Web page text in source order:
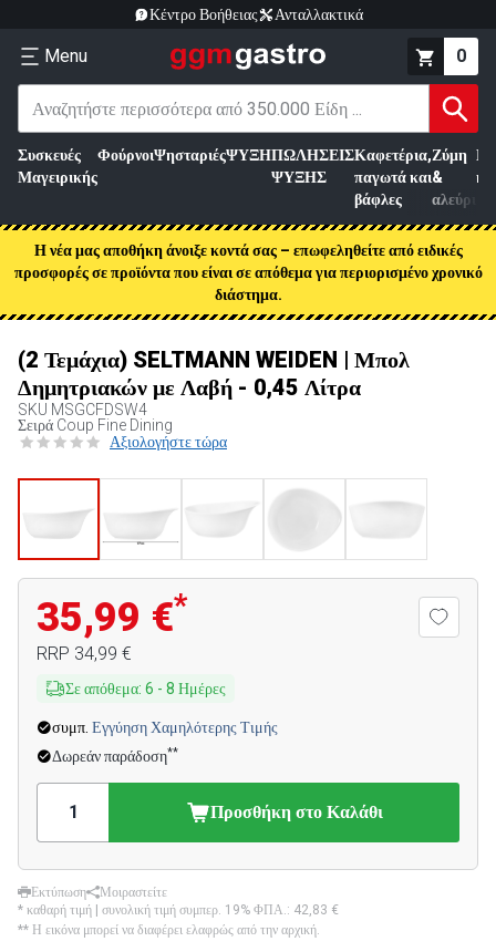
Κέντρο Βοήθειας Ανταλλακτικά
Menu 0
Συσκευές
Μαγειρικής
ΦούρνοιΨησταριέςΨΥΞΗΠΩΛΗΣΕΙΣ
ΨΥΞΗΣ
Καφετέρια,
παγωτά και
βάφλες
Ζύμη
&
αλεύρι
Η νέα μας αποθήκη άνοιξε κοντά σας – επωφεληθείτε από ειδικές
προσφορές σε προϊόντα που είναι σε απόθεμα για περιορισμένο χρονικό
διάστημα.
(2 Τεμάχια) SELTMANN WEIDEN | Μπολ
Δημητριακών με Λαβή - 0,45 Λίτρα
SKU MSGCFDSW4
Σειρά Coup Fine Dining
Αξιολογήστε τώρα
35,99 €*
RRP 34,99 €
Σε απόθεμα: 6 - 8 Ημέρες
συμπ. Εγγύηση Χαμηλότερης Τιμής
Δωρεάν παράδοση**
Προσθήκη στο Καλάθι
Εκτύπωση
Μοιραστείτε
* καθαρή τιμή | συνολική τιμή συμπερ. 19% ΦΠΑ.: 42,83 €
** Η εικόνα μπορεί να διαφέρει ελαφρώς από την αρχική.